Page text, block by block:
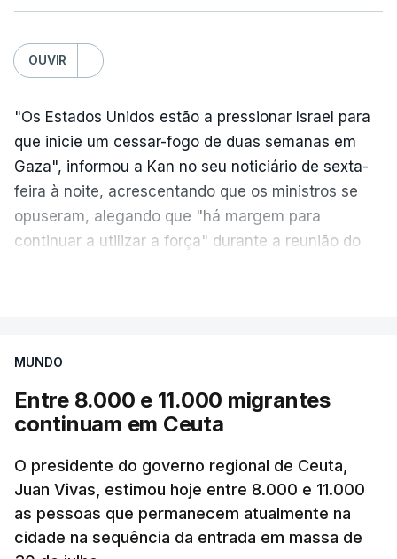
OUVIR
"Os Estados Unidos estão a pressionar Israel para
que inicie um cessar-fogo de duas semanas em
Gaza", informou a Kan no seu noticiário de sexta-
feira à noite, acrescentando que os ministros se
opuseram, alegando que "há margem para
continuar a utilizar a força" durante a reunião do
aplicação do plano de desarmamento do Hamas.
Além disso, o correspondente do canal de
televisão israelita i24News, que também teve
sexta-feira que, após a reunião, ficou por decidir a
autorização formal de Israel para a entrada em
Gaza da Força Internacional de Estabilização, um
contingente multinacional proposto no âmbito do
MUNDO
Entre 8.000 e 11.000 migrantes
continuam em Ceuta
O presidente do governo regional de Ceuta,
Juan Vivas, estimou hoje entre 8.000 e 11.000
as pessoas que permanecem atualmente na
cidade na sequência da entrada em massa de